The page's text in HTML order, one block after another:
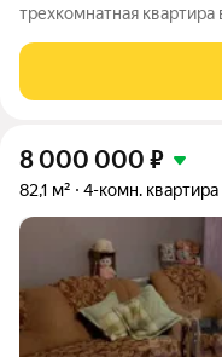
трехкомнатная
кухня, комнаты
стены выложены,
8 000 000 ₽
82,1 м² 4-комн. квартира